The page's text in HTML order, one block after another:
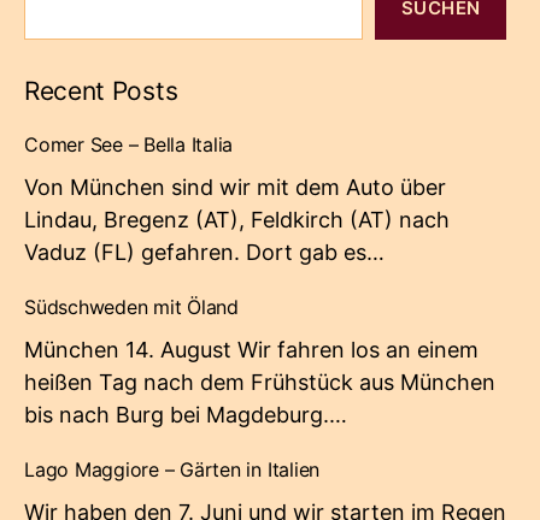
SUCHEN
Recent Posts
Comer See – Bella Italia
Von München sind wir mit dem Auto über
Lindau, Bregenz (AT), Feldkirch (AT) nach
Vaduz (FL) gefahren. Dort gab es…
Südschweden mit Öland
München 14. August Wir fahren los an einem
heißen Tag nach dem Frühstück aus München
bis nach Burg bei Magdeburg.…
Lago Maggiore – Gärten in Italien
Wir haben den 7. Juni und wir starten im Regen